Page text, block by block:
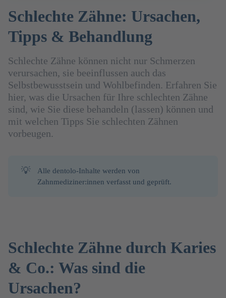
Schlechte Zähne: Ursachen,
Tipps & Behandlung
Schlechte Zähne können nicht nur Schmerzen
verursachen, sie beeinflussen auch das
Selbstbewusstsein und Wohlbefinden. Erfahren Sie
hier, was die Ursachen für Ihre schlechten Zähne
sind, wie Sie diese behandeln (lassen) können und
mit welchen Tipps Sie schlechten Zähnen
vorbeugen.
💡
Alle dentolo-Inhalte werden von
Zahnmediziner:innen verfasst und geprüft.
Schlechte Zähne durch Karies
& Co.: Was sind die
Ursachen?